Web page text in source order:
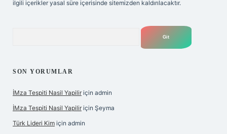
ilgili içerikler yasal süre içerisinde sitemizden kaldırılacaktır.
SON YORUMLAR
İMza Tespiti Nasil Yapilir için admin
İMza Tespiti Nasil Yapilir için Şeyma
Türk Lideri Kim için admin